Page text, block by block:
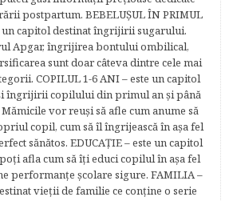
postpartum. BEBELUŞUL ÎN PRIMUL
un capitol destinat îngrijirii sugarului.
Apgar, îngrijirea bontului ombilical,
sunt doar câteva dintre cele mai
COPILUL 1-6 ANI – este un capitol
îngrijirii copilului din primul an şi până
vor reuşi să afle cum anume să
copil, cum să îl îngrijească în aşa fel
sănătos. EDUCAŢIE – este un capitol
afla cum să îţi educi copilul în aşa fel
performanţe şcolare sigure. FAMILIA –
vieţii de familie ce conţine o serie